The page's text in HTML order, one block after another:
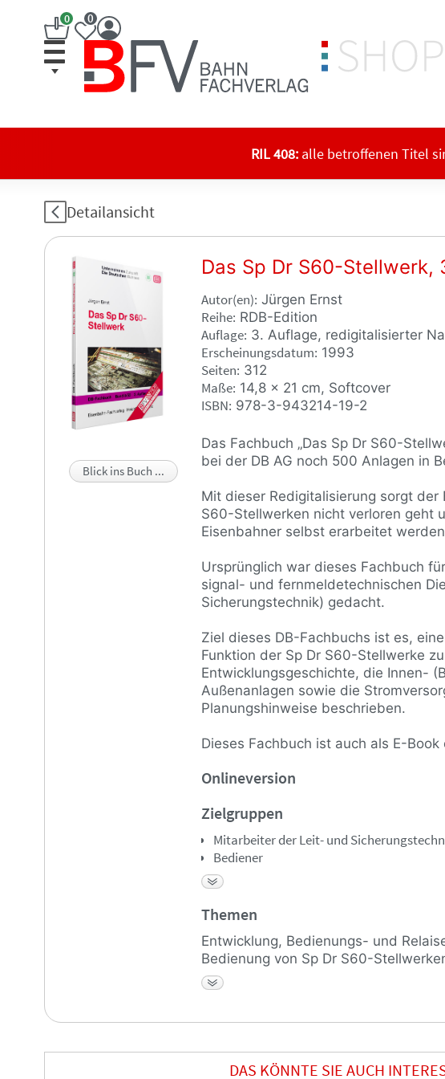
0 0
Bahn
Fachverlag
Online-
RIL 408: alle betroffenen Titel
Detailansicht
Blick ins Buch ...
Das Sp Dr S60-Stellwerk,
Autor(en) Jürgen Ernst
Reihe RDB-Edition
Auflage 3. Auflage, redigitalisierter
Erscheinungsdatum 1993
Seiten 312
Maße 14,8 x 21 cm, Softcover
ISBN 978-3-943214-19-2
Das Fachbuch „Das Sp Dr S60-
bei der DB AG noch 500 Anlagen in
Mit dieser Redigitalisierung sorgt der
S60-Stellwerken nicht verloren geht
Eisenbahner selbst erarbeitet
Ursprünglich war dieses Fachbuch
signal- und fernmeldetechnischen
Sicherungstechnik) gedacht.
Ziel dieses DB-Fachbuchs ist es,
Funktion der Sp Dr S60-Stellwerke
Entwicklungsgeschichte, die Innen-
Außenanlagen sowie die
Planungshinweise beschrieben.
Dieses Fachbuch ist auch als E-Book
Onlineversion
Zielgruppen
Mitarbeiter der Leit- und
Bediener
Instandhalter
Trainer
Eisenbahninteressierte
Themen
Entwicklung, Bedienungs- und
Bedienung von Sp Dr S60-
Stellwerken, Planungshinweise
DAS KÖNNTE SIE AUCH